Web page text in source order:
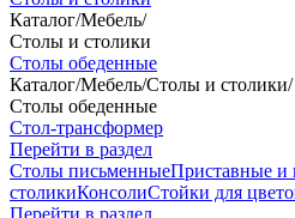
Каталог/Мебель/
Столы и столики
Столы обеденные
Каталог/Мебель/Столы и столики/
Столы обеденные
Стол-трансформер
Перейти в раздел
Столы письменныеПриставные и
столикиКонсолиСтойки для
Перейти в раздел